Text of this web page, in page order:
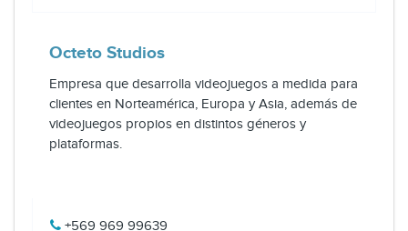
Octeto Studios
Empresa que desarrolla videojuegos a medida para
clientes en Norteamérica, Europa y Asia, además de
videojuegos propios en distintos géneros y
plataformas.
+569 969 99639